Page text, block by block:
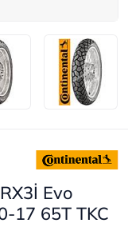
Evo
17 65T TKC